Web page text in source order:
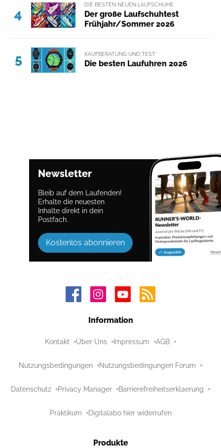
4
DIE BESTEN NEUEN LAUFSCHUHE
Der große Laufschuhtest
Frühjahr/Sommer 2026
5 KAUFBERATUNG UND TEST
Die besten Laufuhren 2026
Newsletter
Bleib auf dem Laufenden!
Erhalte die neuesten
Inhalte direkt in dein
Postfach.
Kostenlos abonnieren
Information
Kontakt Über Uns Impressum AGB
Nutzungsbedingungen Nutzungsbedingungen Forum
Datenschutz Privacy Manager Barrierefreiheitserklaerung
Praktikum Digitalabo hier widerrufen
Produkte